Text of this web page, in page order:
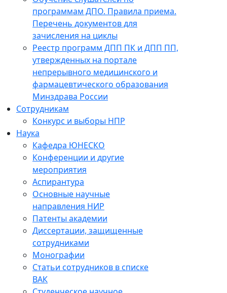
программам ДПО. Правила приема.
Перечень документов для
зачисления на циклы
Реестр программ ДПП ПК и ДПП ПП,
утвержденных на портале
непрерывного медицинского и
фармацевтического образования
Минздрава России
Сотрудникам
Конкурс и выборы НПР
Наука
Кафедра ЮНЕСКО
Конференции и другие
мероприятия
Аспирантура
Основные научные
направления НИР
Патенты академии
Диссертации, защищенные
сотрудниками
Монографии
Статьи сотрудников в списке
ВАК